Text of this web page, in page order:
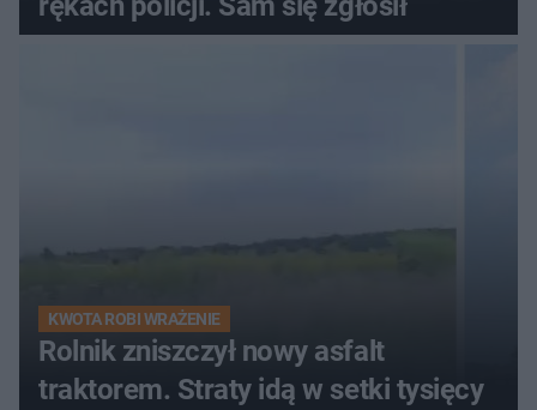
KWOTA ROBI WRAŻENIE
Rolnik zniszczył nowy asfalt
traktorem. Straty idą w setki tysięcy